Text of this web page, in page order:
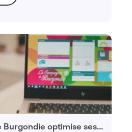
Burgondie optimise ses